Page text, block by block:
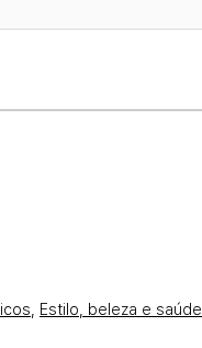
Estilo, beleza e saúde